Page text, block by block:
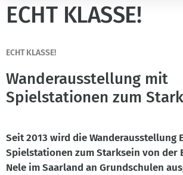
ECHT KLASSE!
ECHT KLASSE!
Wanderausstellung mit
Spielstationen zum
Seit 2013 wird die Wanderausstellung
Spielstationen zum Starksein von der
Nele im Saarland an Grundschulen